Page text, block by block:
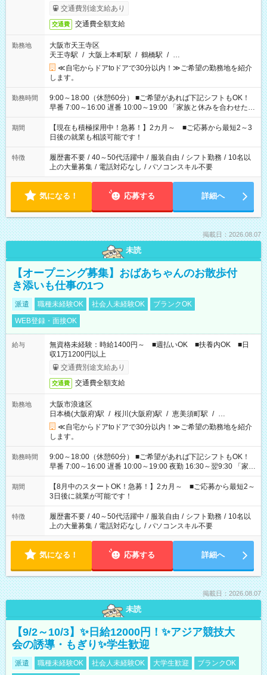
交通費別途支給あり
交通費 交通費全額支給
勤務地
大阪市天王寺区
天王寺駅 / 大阪上本町駅 / 鶴橋駅 / …
≪自宅からドアtoドアで30分以内！≫ご希望の勤務地を紹介
します。
勤務時間
9:00～18:00（休憩60分） ■ご希望があれば下記シフトもOK！
早番 7:00～16:00 遅番 10:00～19:00 「家族と休みを合わせた
い」 「余裕を持って夕飯の準備がしたい」 「できれば残業はし
たくない」 など、ご希望を教えてくださいね。 ※Wワーク希望
の方へ 今ご覧のお仕事で希望する勤務時間と、もう1つのお仕事
の勤務時間。 合計で週40時間を超える場合は応募できません。
期間
【現在も積極採用中！急募！】2カ月～ ■ご応募から最短2～3
日後の就業も相談可能です！
特徴 履歴書不要 / 40～50代活躍中 / 服装自由 / シフト勤務 / 10名以
上の大量募集 / 電話対応なし / パソコンスキル不要
気になる！ 応募する 詳細へ
掲載日：2026.08.07
未読
【オープニング募集】おばあちゃんのお散歩付
き添いも仕事の1つ
派遣 職種未経験OK 社会人未経験OK
ブランクOK
WEB登録・面接OK
給与
無資格未経験：時給1400円～ ■週払いOK ■扶養内OK ■日
収1万1200円以上
交通費別途支給あり
交通費 交通費全額支給
勤務地
大阪市浪速区
日本橋(大阪府)駅 / 桜川(大阪府)駅 / 恵美須町駅 / …
≪自宅からドアtoドアで30分以内！≫ご希望の勤務地を紹介
します。
勤務時間
9:00～18:00（休憩60分） ■ご希望があれば下記シフトもOK！
早番 7:00～16:00 遅番 10:00～19:00 夜勤 16:30～翌9:30 「家族
と休みを合わせたい」 「余裕を持って夕飯の準備がしたい」
「できれば残業はしたくない」 など、ご希望を教えてください
ね。 ※Wワーク希望の方へ 今ご覧のお仕事で希望する勤務時間
と、もう1つのお仕事の勤務時間。 合計で週40時間を超える場
合は応募できません。
期間
【8月中のスタートOK！急募！】2カ月～ ■ご応募から最短2～
3日後に就業が可能です！
特徴 履歴書不要 / 40～50代活躍中 / 服装自由 / シフト勤務 / 10名以
上の大量募集 / 電話対応なし / パソコンスキル不要
気になる！ 応募する 詳細へ
掲載日：2026.08.07
未読
【9/2～10/3】✨日給12000円！✨アジア競技大
会の誘導・もぎり✨学生歓迎
派遣 職種未経験OK 社会人未経験OK 大学生歓迎
ブランクOK